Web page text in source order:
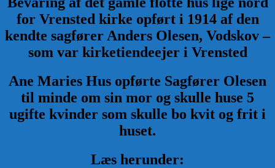
for Vrensted kirke opført i 1914 af den
kendte sagfører Anders Olesen, Vodskov –
som var kirketiendeejer i Vrensted
Ane Maries Hus opførte Sagfører Olesen
til minde om sin mor og skulle huse 5
ugifte kvinder som skulle bo kvit og frit i
huset.
Læs herunder: